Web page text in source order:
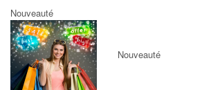
Nouveauté
Nouveauté